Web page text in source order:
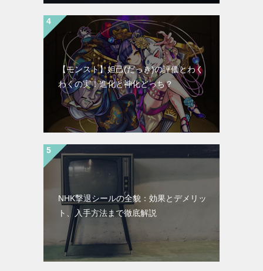
【モンスト】妲己(だっき)の評価とわく
わくの実！進化と神化どっち？
NHK撃退シールの全貌：効果とデメリッ
ト、入手方法まで徹底解説